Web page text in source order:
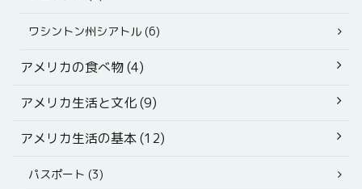
ワシントン州シアトル (6)
アメリカの食べ物 (4)
アメリカ生活と文化 (9)
アメリカ生活の基本 (12)
パスポート (3)